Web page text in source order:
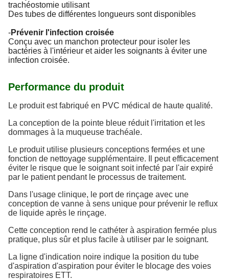
trachéostomie utilisant
Des tubes de différentes longueurs sont disponibles
-Prévenir l'infection croisée
Conçu avec un manchon protecteur pour isoler les
bactéries à l'intérieur et aider les soignants à éviter une
infection croisée.
Performance du produit
Le produit est fabriqué en PVC médical de haute qualité.
La conception de la pointe bleue réduit l'irritation et les
dommages à la muqueuse trachéale.
Le produit utilise plusieurs conceptions fermées et une
fonction de nettoyage supplémentaire. Il peut efficacement
éviter le risque que le soignant soit infecté par l'air expiré
par le patient pendant le processus de traitement.
Dans l'usage clinique, le port de rinçage avec une
conception de vanne à sens unique pour prévenir le reflux
de liquide après le rinçage.
Cette conception rend le cathéter à aspiration fermée plus
pratique, plus sûr et plus facile à utiliser par le soignant.
La ligne d'indication noire indique la position du tube
d'aspiration d'aspiration pour éviter le blocage des voies
respiratoires ETT.